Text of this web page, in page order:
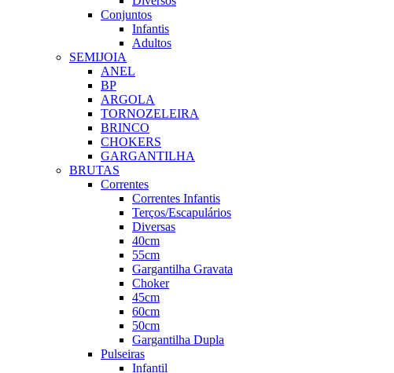
Conjuntos
Infantis
Adultos
SEMIJOIA
ANEL
BP
ARGOLA
TORNOZELEIRA
BRINCO
CHOKERS
GARGANTILHA
BRUTAS
Correntes
Correntes Infantis
Terços/Escapulários
Diversas
40cm
55cm
Gargantilha Gravata
Choker
45cm
60cm
50cm
Gargantilha Dupla
Pulseiras
Infantil